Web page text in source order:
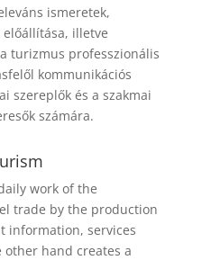
ismeretek,
előállítása, illetve
turizmus professzionális
kommunikációs
szereplők és a szakmai
számára.
work of the
trade by the production
information, services
hand creates a